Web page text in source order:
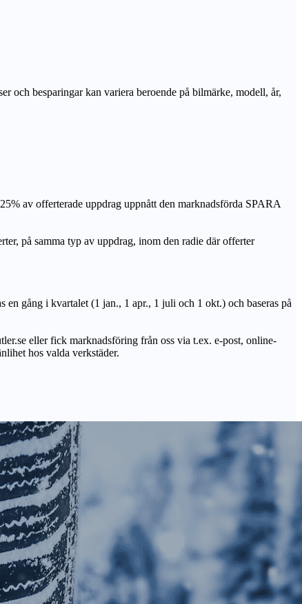
och besparingar kan variera beroende på bilmärke, modell, år,
av offerterade uppdrag uppnått den marknadsförda SPARA
på samma typ av uppdrag, inom den radie där offerter
gång i kvartalet (1 jan., 1 apr., 1 juli och 1 okt.) och baseras på
eller fick marknadsföring från oss via t.ex. e-post, online-
hos valda verkstäder.